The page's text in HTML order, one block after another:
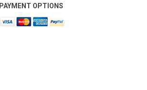
PAYMENT OPTIONS